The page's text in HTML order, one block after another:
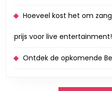
Hoeveel kost het om
prijs voor live entertainment!
Ontdek de opkomende